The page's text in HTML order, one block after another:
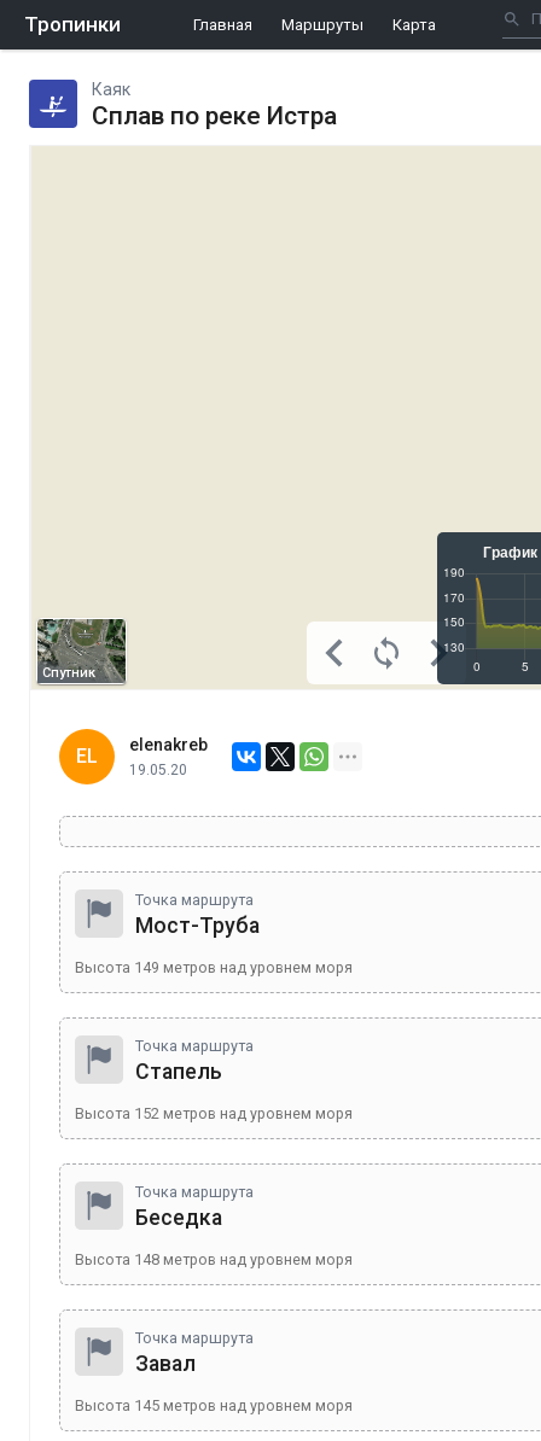
Тропинки Главная Маршруты Карта
Каяк
Сплав по реке Истра
Спутник
EL
elenakreb
19.05.20
Точка маршрута
Мост-Труба
Высота 149 метров над уровнем моря
Точка маршрута
Стапель
Высота 152 метров над уровнем моря
Точка маршрута
Беседка
Высота 148 метров над уровнем моря
Точка маршрута
Завал
Высота 145 метров над уровнем моря